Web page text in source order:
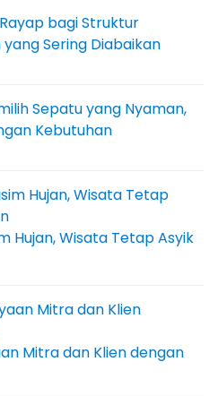
bagi Struktur
yang Sering Diabaikan
Sepatu yang Nyaman,
Kebutuhan
Hujan, Wisata Tetap Asyik
Mitra dan Klien dengan